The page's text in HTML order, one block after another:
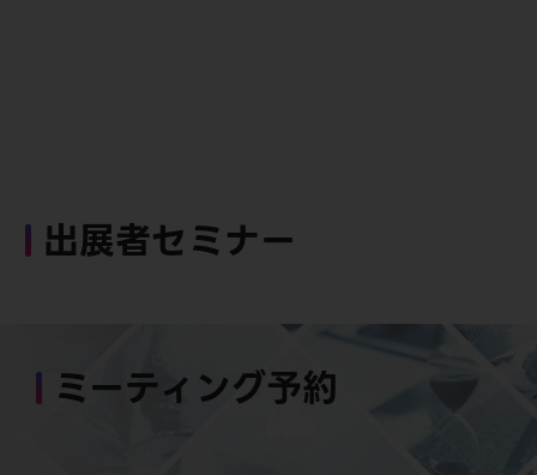
出展者セミナー
ミーティング予約